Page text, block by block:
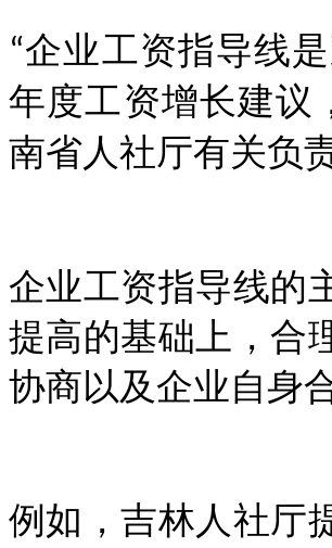
“企业工资指导线
年度工资增长建议
南省人社厅有关负
企业工资指导线的
提高的基础上，合
协商以及企业自身
例如，吉林人社厅